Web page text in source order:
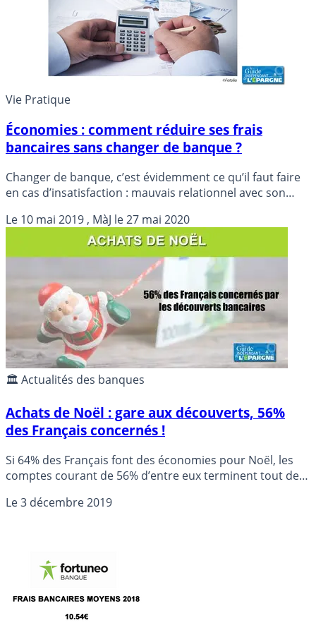
Vie Pratique
Économies : comment réduire ses frais
bancaires sans changer de banque ?
Changer de banque, c’est évidemment ce qu’il faut faire
en cas d’insatisfaction : mauvais relationnel avec son
commerciales peu concurrentielles... Le fait est que les
Français ne changent que rarement de banque, un cas
unique en Europe. Les Français seraient donc
globalement satisfaits de leurs banques. Mais réduire le
montant de leurs frais bancaires reste toujours un
objectif. Pas de petites économies. Tour d’horizon des
pistes pour réduire sa facture bancaire.
Le 10 mai 2019 , MàJ le27 mai 2020
🏛️ Actualités des banques
Achats de Noël : gare aux découverts, 56%
des Français concernés !
Si 64% des Français font des économies pour Noël, les
comptes courant de 56% d’entre eux terminent tout de
arrivent les commissions d’intervention, agios, ... Tout
Le3 décembre 2019